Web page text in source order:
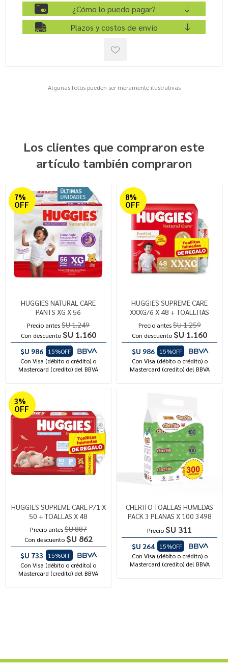
¿Cómo lo puedo pagar?
Plazos y costos de envío
Algunas fotos pueden ser meramente ilustrativas
Los clientes que compraron este
artículo también compraron
7%
OFF
HUGGIES NATURAL CARE
PANTS XG X 56
Precio antes $U 1.249
Con descuento $U 1.160
$U 986
15%OFF
Con Visa (débito o crédito) o
Mastercard (credito) del BBVA
8%
OFF
HUGGIES SUPREME CARE
XXXG/6 X 48 + TOALLITAS
Precio antes$U 1.259
Con descuento $U 1.160
$U 986
15%OFF
Con Visa (débito o crédito) o
Mastercard (credito) del BBVA
3%
OFF
HUGGIES SUPREME CARE P/1 X
50 + TOALLAS X 48
Precio antes$U 887
Con descuento $U 862
$U 733
15%OFF
Con Visa (débito o crédito) o
Mastercard (credito) del BBVA
CHERITO TOALLAS HUMEDAS
PACK 3 PLANAS X 100 3498
Precio $U 311
$U 264
15%OFF
Con Visa (débito o crédito) o
Mastercard (credito) del BBVA